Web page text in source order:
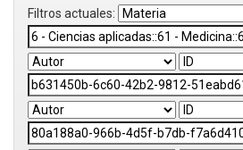
Filtros actuales: